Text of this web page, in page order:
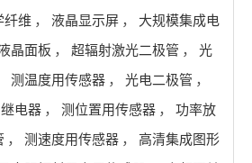
纤维 ， 液晶显示屏 ，
大规模集成电
晶面板 ， 超辐射激光二极管 ，
光
测温度用传感器 ， 光电二极管 ，
电器 ， 测位置用传感器 ，
功率放
， 测速度用传感器 ，
高清集成图形